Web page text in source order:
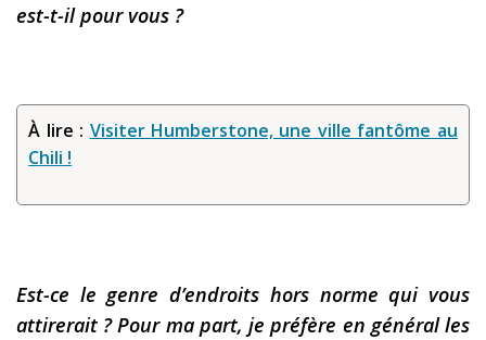
est-t-il pour vous ?
À lire : Visiter Humberstone, une ville fantôme au
Chili !
Est-ce le genre d’endroits hors norme qui vous
attirerait ? Pour ma part, je préfère en général les